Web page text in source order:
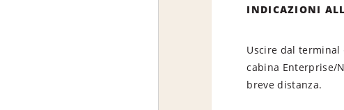
INDICAZIONI
Uscire dal terminal
cabina Enterprise/
breve distanza.